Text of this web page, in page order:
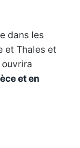
dans les
et Thales et
ouvrira
et en